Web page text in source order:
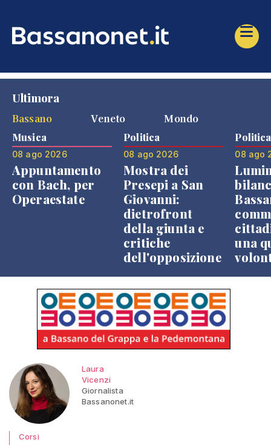
Ultimora
Bassano
Veneto Mondo
Musica
08 ago 2026
Appuntamento
con Bach, per
Operaestate
Politica
08 ago 2026
Mostra dei
Presepi a San
Giovanni:
dietrofront
della giunta e
critiche
dell'opposizione
Politica
08 ago
una
Laura
Vicenzi
Giornalista
Bassanonet.it
Corsi